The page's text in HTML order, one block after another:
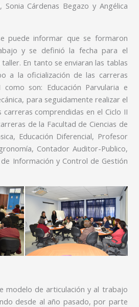
Sonia Cárdenas Begazo y Angélica
puede informar que se formaron
y se definió la fecha para el
En tanto se enviaran las tablas
a la oficialización de las carreras
son: Educación Parvularia e
para seguidamente realizar el
comprendidas en el Ciclo II
de la Facultad de Ciencias de
Educación Diferencial, Profesor
Contador Auditor-Publico,
Información y Control de Gestión
modelo de articulación y al trabajo
desde al año pasado, por parte